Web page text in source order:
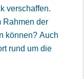
verschaffen.
Rahmen der
können? Auch
rund um die